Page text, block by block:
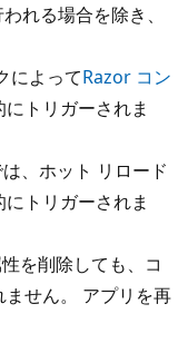
れる場合を除き、
によってRazor コン
トリガーされま
、ホット リロード
トリガーされま
を削除しても、コ
せん。 アプリを再